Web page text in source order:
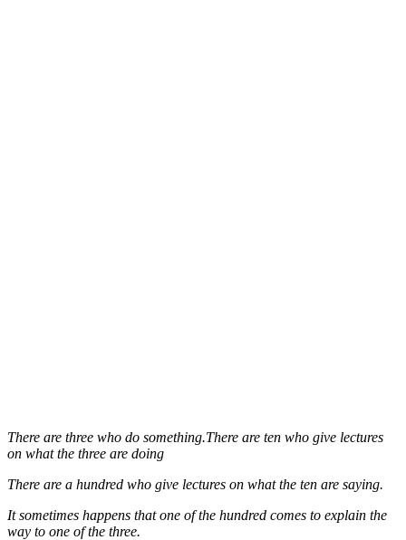
There are three who do something.There are ten who give lectures
on what the three are doing
There are a hundred who give lectures on what the ten are saying.
It sometimes happens that one of the hundred comes to explain the
way to one of the three.